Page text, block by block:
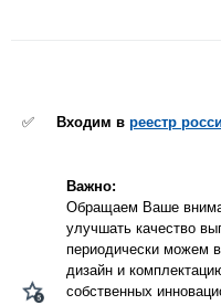
✅ Входим в реестр
Важно:
Обращаем Ваше
улучшать качество
периодически можем
дизайн и
собственных